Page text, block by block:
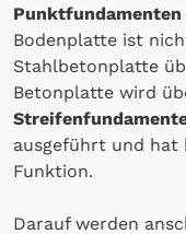
Punktfundamenten
Bodenplatte ist
Stahlbetonplatte
Betonplatte wird
ausgeführt und hat
Funktion.
Darauf werden